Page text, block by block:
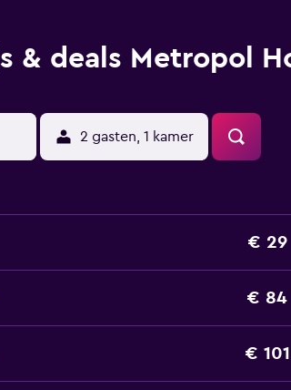
& deals Metropol
2 gasten, 1 kamer
€ 29
€ 84
€ 101